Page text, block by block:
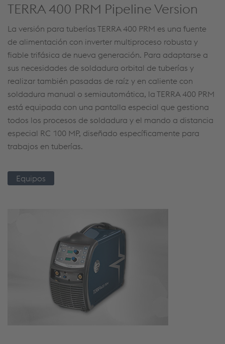
TERRA 400 PRM Pipeline Version
La versión para tuberías TERRA 400 PRM es una fuente
de alimentación con inverter multiproceso robusta y
fiable trifásica de nueva generación. Para adaptarse a
sus necesidades de soldadura orbital de tuberías y
realizar también pasadas de raíz y en caliente con
soldadura manual o semiautomática, la TERRA 400 PRM
está equipada con una pantalla especial que gestiona
todos los procesos de soldadura y el mando a distancia
especial RC 100 MP, diseñado específicamente para
trabajos en tuberías.
Equipos